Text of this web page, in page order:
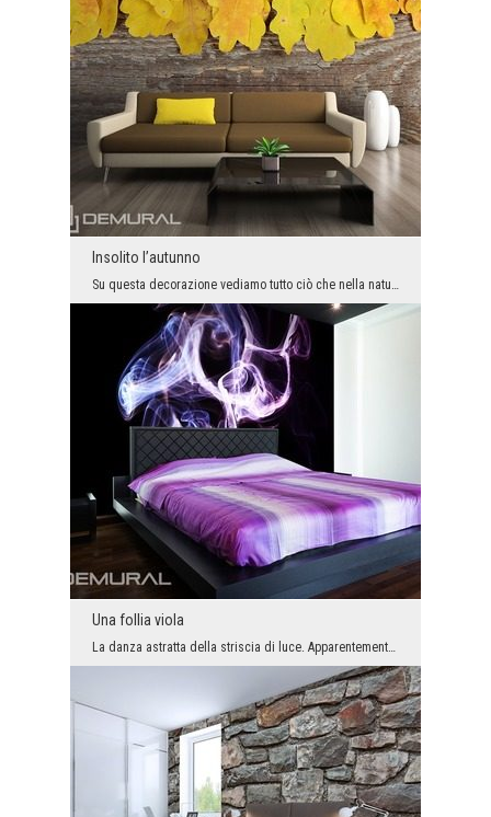
Insolito l’autunno
Su questa decorazione vediamo tutto ciò che nella natura si può ammirare proprio in autunno. Quin...
Una follia viola
La danza astratta della striscia di luce. Apparentemente caotica, però completamente libera. Lo s...